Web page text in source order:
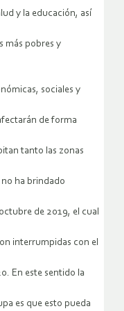
y la educación, así
más pobres y
sociales y
de forma
tanto las zonas
no ha brindado
de 2019, el cual
interrumpidas con el
En este sentido la
es que esto pueda